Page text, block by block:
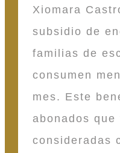
Xiomara
subsidio de
familias de
consumen
mes. Este
abonados
consideradas